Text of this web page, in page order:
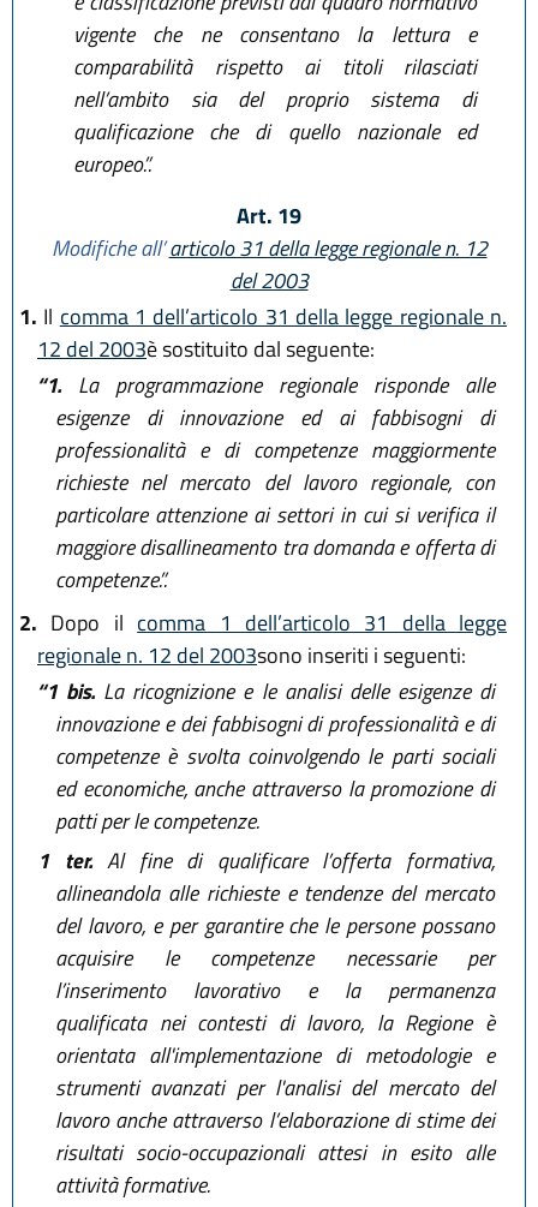
vigente che ne consentano la lettura e
comparabilità rispetto ai titoli rilasciati
nell’ambito sia del proprio sistema di
qualificazione che di quello nazionale ed
europeo.”.
Art. 19
Modifiche all’articolo 31 della legge regionale n. 12
del 2003
1. Il comma 1 dell’articolo 31 della legge regionale n.
12 del 2003è sostituito dal seguente:
“1.La programmazione regionale risponde alle
esigenze di innovazione ed ai fabbisogni di
professionalità e di competenze maggiormente
richieste nel mercato del lavoro regionale, con
particolare attenzione ai settori in cui si verifica il
maggiore disallineamento tra domanda e offerta di
competenze.”.
2. Dopo il comma 1 dell’articolo 31 della legge
regionale n. 12 del 2003sono inseriti i seguenti:
“1 bis.La ricognizione e le analisi delle esigenze di
innovazione e dei fabbisogni di professionalità e di
competenze è svolta coinvolgendo le parti sociali
ed economiche, anche attraverso la promozione di
patti per le competenze.
1 ter.Al fine di qualificare l’offerta formativa,
allineandola alle richieste e tendenze del mercato
del lavoro, e per garantire che le persone possano
acquisire le competenze necessarie per
l’inserimento lavorativo e la permanenza
qualificata nei contesti di lavoro, la Regione è
orientata all'implementazione di metodologie e
strumenti avanzati per l'analisi del mercato del
lavoro anche attraverso l’elaborazione di stime dei
risultati socio-occupazionali attesi in esito alle
attività formative.